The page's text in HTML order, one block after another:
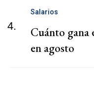
4.
Salarios
Cuánto gana
en agosto